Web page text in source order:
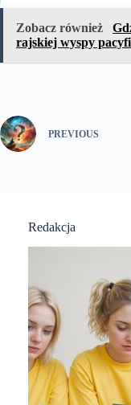
Zobacz również
rajskiej wyspy
PREVIOUS
Redakcja